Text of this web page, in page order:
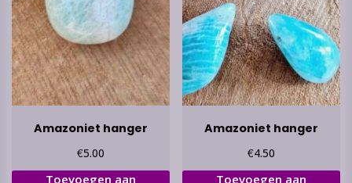
Amazoniet hanger
€5.00
Toevoegen aan
Amazoniet hanger
€4.50
Toevoegen aan